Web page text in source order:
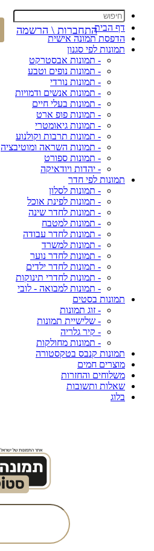
דף הבית
הדפסת תמונה אישית
תמונות לפי סגנון
- תמונות אבסטרקט
- תמונות נופים וטבע
- תמונות נורדי
- תמונות אנשים ודמויות
- תמונות בעלי חיים
- תמונות פופ ארט
- תמונות גיאומטרי
- תמונות תרבות וקולנוע
- תמונות השראה ומוטיבציה
- תמונות ספורט
- יהדות ויודאיקה
תמונות לפי חדר
- תמונות לסלון
- תמונות לפינת אוכל
- תמונות לחדר שינה
- תמונות למטבח
- תמונות לחדר עבודה
- תמונות למשרד
- תמונות לחדר נוער
- תמונות לחדר ילדים
- תמונות לחדרי תינוקות
- תמונות למבואה - לובי
תמונות בסטים
- זוג תמונות
- שלישיית תמונות
- קיר גלריה
- תמונות מחולקות
תמונות קנבס בטקסטורה
מוצרים חמים
משלוחים והחזרות
שאלות ותשובות
בלוג
התחברות \ הרשמה